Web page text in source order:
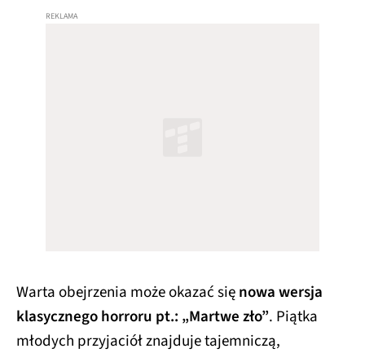
Warta obejrzenia może okazać sięnowa wersja
klasycznego horroru pt.: „Martwe zło”. Piątka
młodych przyjaciół znajduje tajemniczą,